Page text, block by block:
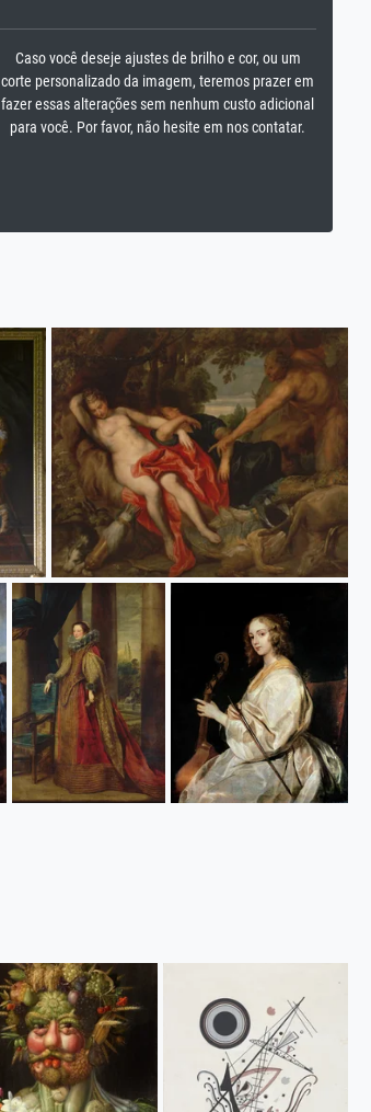
Caso você deseje ajustes de brilho e cor, ou um
corte personalizado da imagem, teremos prazer em
fazer essas alterações sem nenhum custo adicional
para você. Por favor, não hesite em nos contatar.